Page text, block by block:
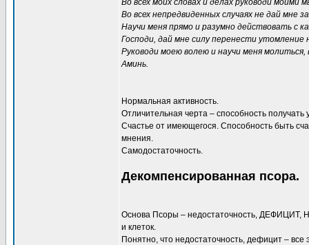
Во всех моих словах и делах руководи моими
Во всех непредвиденных случаях не дай мне
Научи меня прямо и разумно действовать с
Господи, дай мне силу перенести
Руководи моею волею и научи меня
Аминь.
Нормальная активность.
Отличительная черта – способность
Счастье от имеющегося. Способность быть
мнения.
Самодостаточность.
Декомпенсированная псора.
Основа Псоры – недостаточность, ДЕФИЦИТ,
и клеток.
Понятно, что недостаточность, дефицит –